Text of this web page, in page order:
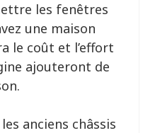
les fenêtres
une maison
le coût et l’effort
ajouteront de
anciens châssis